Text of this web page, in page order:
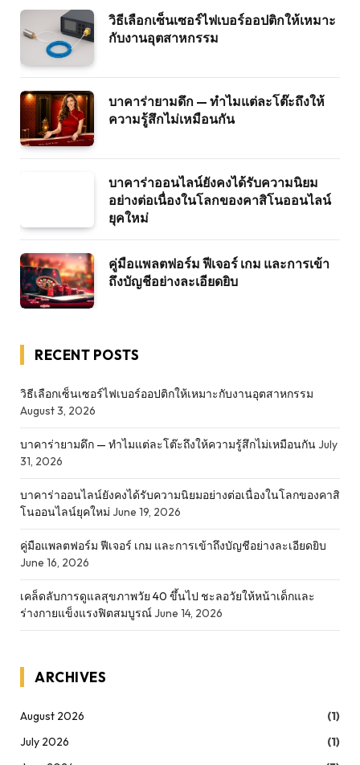
วิธีเลือกเซ็นเซอร์ไฟเบอร์ออปติกให้เหมาะ
กับงานอุตสาหกรรม
บาคาร่ายามดึก — ทำไมแต่ละโต๊ะถึงให้
ความรู้สึกไม่เหมือนกัน
บาคาร่าออนไลน์ยังคงได้รับความนิยม
อย่างต่อเนื่องในโลกของคาสิโนออนไลน์
ยุคใหม่
คู่มือแพลตฟอร์ม ฟีเจอร์ เกม และการเข้า
ถึงบัญชีอย่างละเอียดยิบ
RECENT POSTS
วิธีเลือกเซ็นเซอร์ไฟเบอร์ออปติกให้เหมาะกับงานอุตสาหกรรม
August 3, 2026
บาคาร่ายามดึก — ทำไมแต่ละโต๊ะถึงให้ความรู้สึกไม่เหมือนกันJuly
31, 2026
บาคาร่าออนไลน์ยังคงได้รับความนิยมอย่างต่อเนื่องในโลกของคาสิ
โนออนไลน์ยุคใหม่ June 19, 2026
คู่มือแพลตฟอร์ม ฟีเจอร์ เกม และการเข้าถึงบัญชีอย่างละเอียดยิบ
June 16, 2026
เคล็ดลับการดูแลสุขภาพวัย 40 ขึ้นไป ชะลอวัยให้หน้าเด็กและ
ร่างกายแข็งแรงฟิตสมบูรณ์June 14, 2026
ARCHIVES
August 2026
(1)
July 2026
(1)